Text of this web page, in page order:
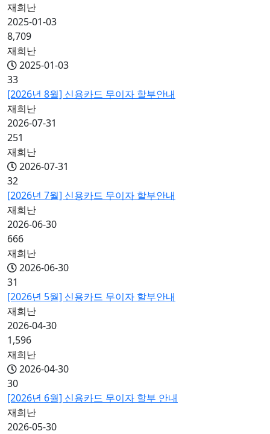
재희난
2025-01-03
8,709
재희난
2025-01-03
33
[2026년 8월] 신용카드 무이자 할부안내
재희난
2026-07-31
251
재희난
2026-07-31
32
[2026년 7월] 신용카드 무이자 할부안내
재희난
2026-06-30
666
재희난
2026-06-30
31
[2026년 5월] 신용카드 무이자 할부안내
재희난
2026-04-30
1,596
재희난
2026-04-30
30
[2026년 6월] 신용카드 무이자 할부 안내
재희난
2026-05-30